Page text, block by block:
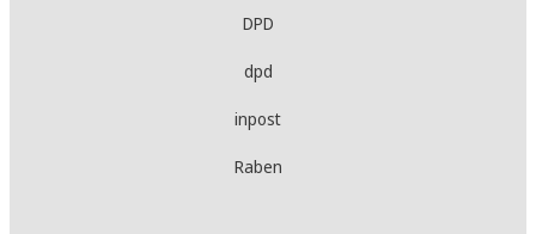
DPD
dpd
inpost
Raben